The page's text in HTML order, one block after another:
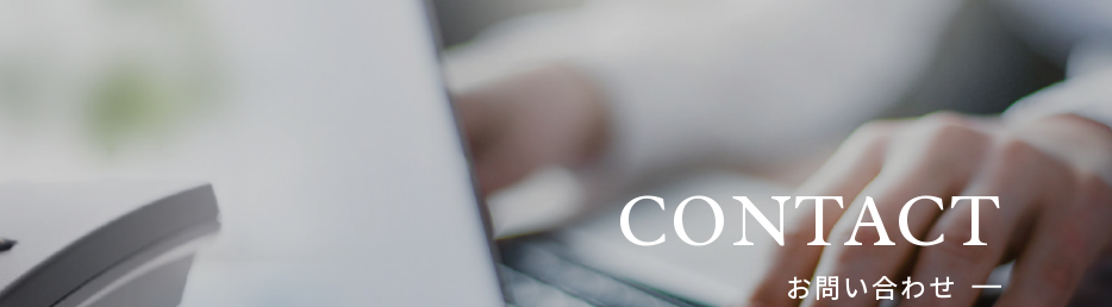
CONTACT
お問い合わせ